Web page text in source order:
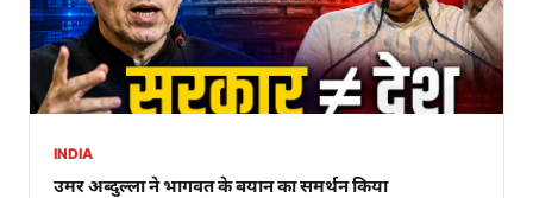
INDIA
उमर अब्दुल्ला ने भागवत के बयान का समर्थन किया